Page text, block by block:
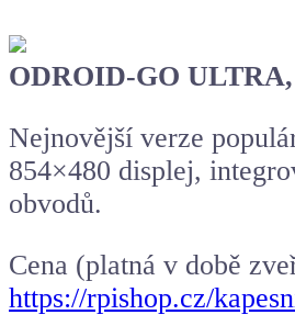
ODROID-GO
Nejnovější verze
854×480 displej,
obvodů.
Cena (platná v době
https://rpishop.cz/